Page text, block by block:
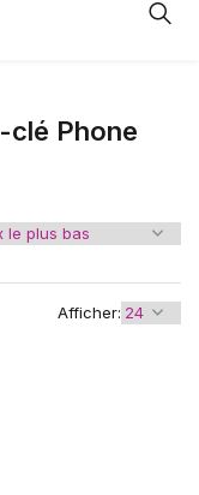
clé Phone
Afficher: